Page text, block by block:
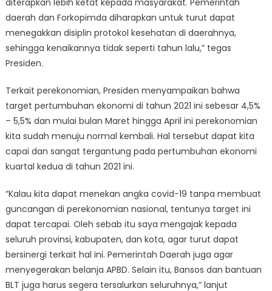
daerah dan Forkopimda diharapkan untuk turut dapat
menegakkan disiplin protokol kesehatan di daerahnya,
sehingga kenaikannya tidak seperti tahun lalu,” tegas
Presiden.
Terkait perekonomian, Presiden menyampaikan bahwa
target pertumbuhan ekonomi di tahun 2021 ini sebesar 4,5%
– 5,5% dan mulai bulan Maret hingga April ini perekonomian
kita sudah menuju normal kembali. Hal tersebut dapat kita
capai dan sangat tergantung pada pertumbuhan ekonomi
kuartal kedua di tahun 2021 ini.
“Kalau kita dapat menekan angka covid-19 tanpa membuat
guncangan di perekonomian nasional, tentunya target ini
dapat tercapai. Oleh sebab itu saya mengajak kepada
seluruh provinsi, kabupaten, dan kota, agar turut dapat
bersinergi terkait hal ini. Pemerintah Daerah juga agar
menyegerakan belanja APBD. Selain itu, Bansos dan bantuan
BLT juga harus segera tersalurkan seluruhnya,” lanjut